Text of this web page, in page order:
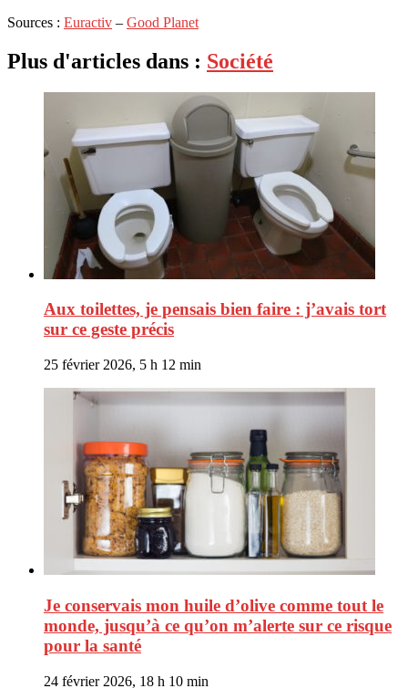
Sources : Euractiv – Good Planet
Plus d'articles dans : Société
Aux toilettes, je pensais bien faire : j’avais tort
sur ce geste précis
25 février 2026, 5 h 12 min
Je conservais mon huile d’olive comme tout le
monde, jusqu’à ce qu’on m’alerte sur ce risque
pour la santé
24 février 2026, 18 h 10 min